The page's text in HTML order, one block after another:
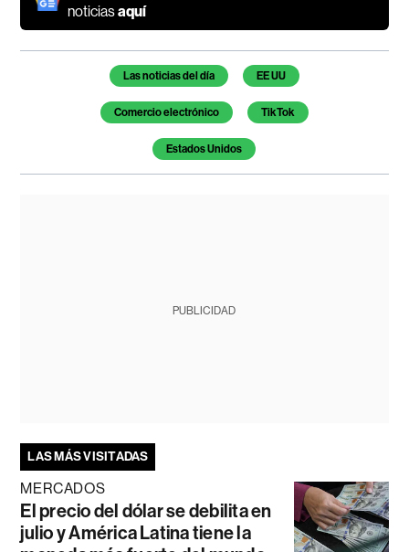
noticiasaquí
Temas de este artículo
Las noticias del día EE UU
Comercio electrónico TikTok
Estados Unidos
PUBLICIDAD
LAS MÁS VISITADAS
MERCADOS
El precio del dólar se debilita en
julio y América Latina tiene la